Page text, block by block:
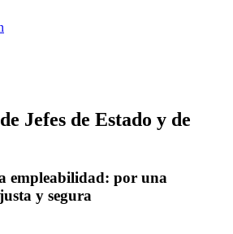
Jefes de Estado y de
empleabilidad: por una
y segura